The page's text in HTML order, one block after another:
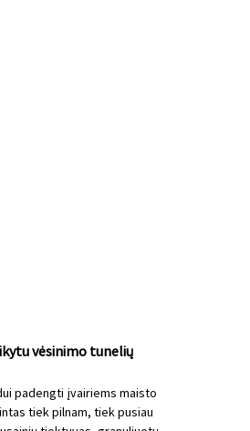
vėsinimo tunelių
padengti įvairiems maisto
tiek pilnam, tiek pusiau